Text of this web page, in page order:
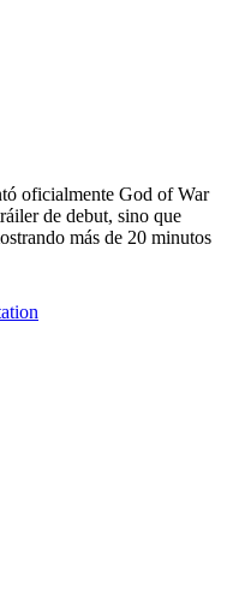
oficialmente God of War
de debut, sino que
más de 20 minutos